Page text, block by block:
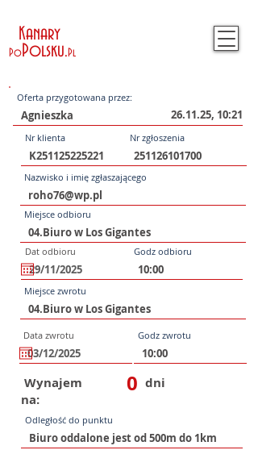
Kanary
PoPolsku.Pl
Oferta przygotowana przez:
26.11.25, 10:21
Nr klienta Nr zgłoszenia
Nazwisko i imię zgłaszającego
Miejsce odbioru
Dat odbioru Godz odbioru
Miejsce zwrotu
Data zwrotu Godz zwrotu
Wynajem
na:
0 dni
Odległość do punktu